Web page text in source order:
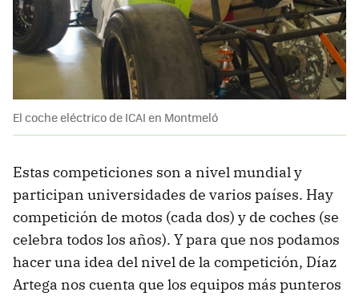
El coche eléctrico de ICAI en Montmeló
Estas competiciones son a nivel mundial y
participan universidades de varios países. Hay
competición de motos (cada dos) y de coches (se
celebra todos los años). Y para que nos podamos
hacer una idea del nivel de la competición, Díaz
Artega nos cuenta que los equipos más punteros